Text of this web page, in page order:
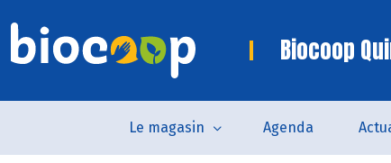
Biocoop
Le magasin Agenda